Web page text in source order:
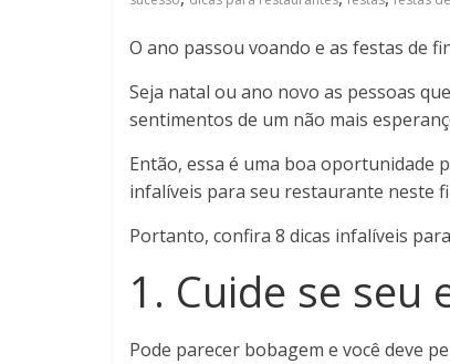
O ano passou voando e as festas de
Seja natal ou ano novo as pessoas
sentimentos de um não mais
Então, essa é uma boa oportunidade
infalíveis para seu restaurante neste
Portanto, confira 8 dicas infalíveis
1. Cuide se seu
Pode parecer bobagem e você deve